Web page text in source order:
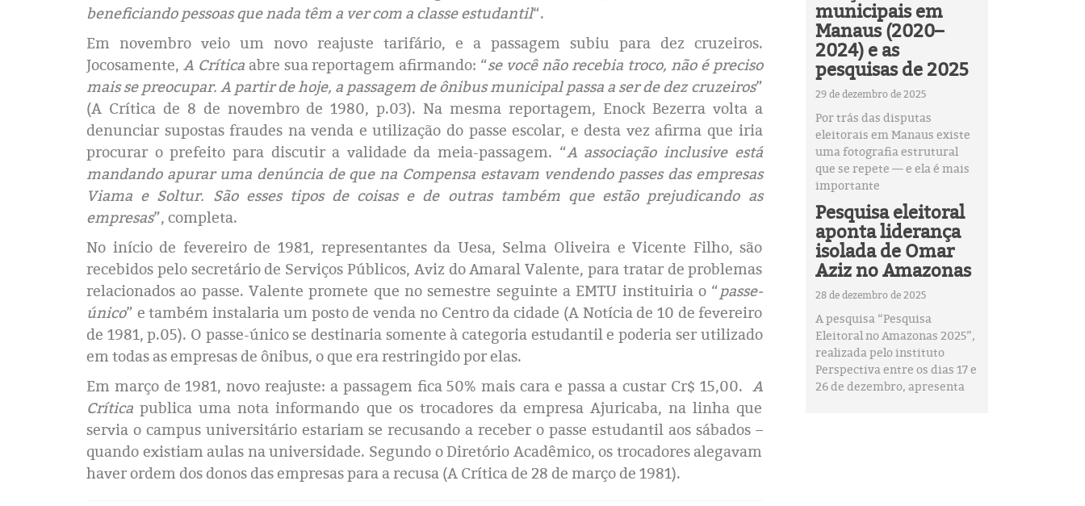
beneficiando pessoas que nada têm a ver com a classe estudantil“.
Em novembro veio um novo reajuste tarifário, e a passagem subiu para dez cruzeiros.
Jocosamente, A Críticaabre sua reportagem afirmando: “se você não recebia troco, não é preciso
mais se preocupar. A partir de hoje, a passagem de ônibus municipal passa a ser de dez cruzeiros”
(A Crítica de 8 de novembro de 1980, p.03). Na mesma reportagem, Enock Bezerra volta a
denunciar supostas fraudes na venda e utilização do passe escolar, e desta vez afirma que iria
procurar o prefeito para discutir a validade da meia-passagem. “A associação inclusive está
mandando apurar uma denúncia de que na Compensa estavam vendendo passes das empresas
Viama e Soltur. São esses tipos de coisas e de outras também que estão prejudicando as
empresas”, completa.
No início de fevereiro de 1981, representantes da Uesa, Selma Oliveira e Vicente Filho, são
recebidos pelo secretário de Serviços Públicos, Aviz do Amaral Valente, para tratar de problemas
relacionados ao passe. Valente promete que no semestre seguinte a EMTU instituiria o “passe-
único” e também instalaria um posto de venda no Centro da cidade (A Notícia de 10 de fevereiro
de 1981, p.05). O passe-único se destinaria somente à categoria estudantil e poderia ser utilizado
em todas as empresas de ônibus, o que era restringido por elas.
Em março de 1981, novo reajuste: a passagem fica 50% mais cara e passa a custar Cr$ 15,00. A
Crítica publica uma nota informando que os trocadores da empresa Ajuricaba, na linha que
servia o campus universitário estariam se recusando a receber o passe estudantil aos sábados –
quando existiam aulas na universidade. Segundo o Diretório Acadêmico, os trocadores alegavam
haver ordem dos donos das empresas para a recusa (A Crítica de 28 de março de 1981).
municipais em
Manaus (2020–
2024) e as
pesquisas de 2025
29 de dezembro de 2025
Por trás das disputas
eleitorais em Manaus existe
uma fotografia estrutural
que se repete — e ela é mais
importante
Pesquisa eleitoral
aponta liderança
isolada de Omar
Aziz no Amazonas
28 de dezembro de 2025
A pesquisa “Pesquisa
Eleitoral no Amazonas 2025”,
realizada pelo instituto
Perspectiva entre os dias 17 e
26 de dezembro, apresenta